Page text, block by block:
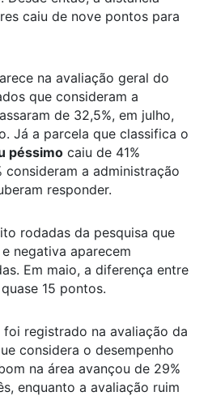
caiu de nove pontos para
na avaliação geral do
que consideram a
de 32,5%, em julho,
Já a parcela que classifica o
péssimo caiu de 41%
consideram a administração
responder.
rodadas da pesquisa que
negativa aparecem
Em maio, a diferença entre
15 pontos.
registrado na avaliação da
considera o desempenho
na área avançou de 29%
enquanto a avaliação ruim